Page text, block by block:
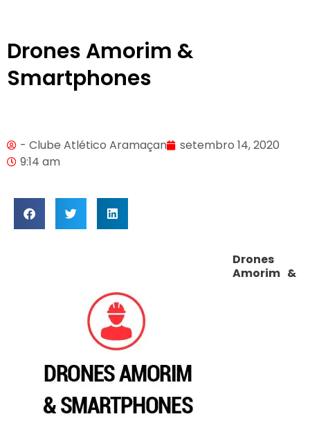
Drones Amorim &
Smartphones
- Clube Atlético Aramaçan
setembro 14, 2020
9:14 am
Drones
Amorim &